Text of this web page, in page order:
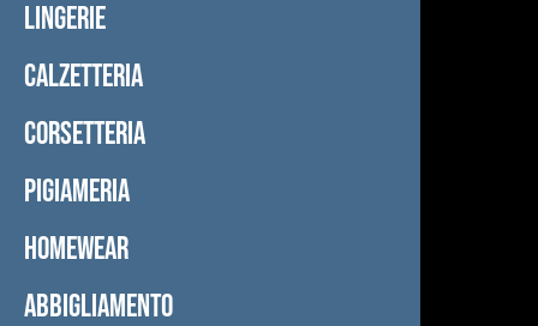
LINGERIE
CALZETTERIA
CORSETTERIA
PIGIAMERIA
HOMEWEAR
ABBIGLIAMENTO